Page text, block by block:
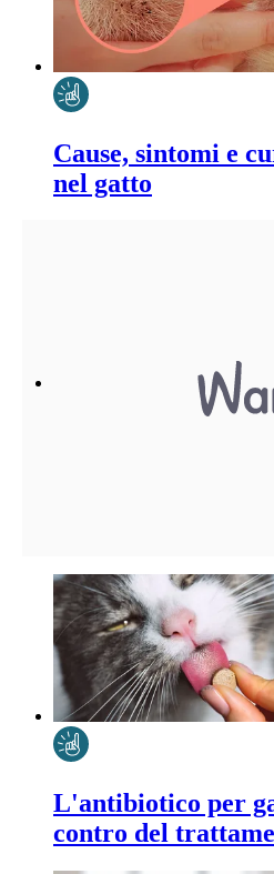
Cause, sintomi e
nel gatto
L'antibiotico per
contro del